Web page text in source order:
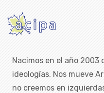
Nacimos en el año 2003
ideologías. Nos mueve
no creemos en